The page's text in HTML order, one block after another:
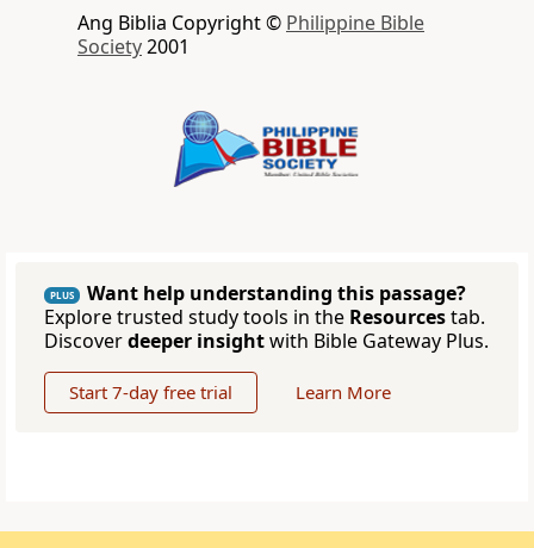
Ang Biblia Copyright © Philippine Bible
Society2001
PLUS
Want help understanding this passage?
Explore trusted study tools in the Resourcestab.
Discoverdeeper insightwith Bible Gateway Plus.
Start 7-day free trial Learn More